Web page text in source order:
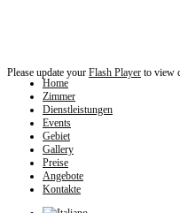
Please update your Flash Player to view
Home
Zimmer
Dienstleistungen
Events
Gebiet
Gallery
Preise
Angebote
Kontakte